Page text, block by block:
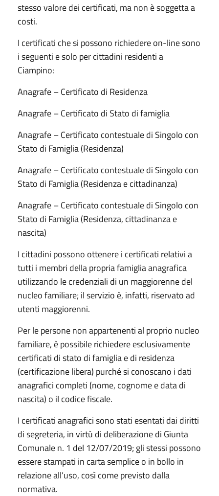
stesso valore dei certificati, ma non è soggetta a
costi.
I certificati che si possono richiedere on-line sono
i seguenti e solo per cittadini residenti a
Ciampino:
Anagrafe – Certificato di Residenza
Anagrafe – Certificato di Stato di famiglia
Anagrafe – Certificato contestuale di Singolo con
Stato di Famiglia (Residenza)
Anagrafe – Certificato contestuale di Singolo con
Stato di Famiglia (Residenza e cittadinanza)
Anagrafe – Certificato contestuale di Singolo con
Stato di Famiglia (Residenza, cittadinanza e
nascita)
I cittadini possono ottenere i certificati relativi a
tutti i membri della propria famiglia anagrafica
utilizzando le credenziali di un maggiorenne del
nucleo familiare; il servizio è, infatti, riservato ad
utenti maggiorenni.
Per le persone non appartenenti al proprio nucleo
familiare, è possibile richiedere esclusivamente
certificati di stato di famiglia e di residenza
(certificazione libera) purché si conoscano i dati
anagrafici completi (nome, cognome e data di
nascita) o il codice fiscale.
I certificati anagrafici sono stati esentati dai diritti
di segreteria, in virtù di deliberazione di Giunta
Comunale n. 1 del 12/07/2019; gli stessi possono
essere stampati in carta semplice o in bollo in
relazione all’uso, così come previsto dalla
normativa.